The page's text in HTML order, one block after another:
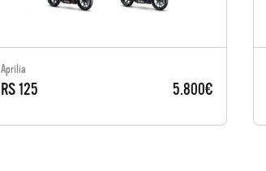
Aprilia
RS 125 5.800€